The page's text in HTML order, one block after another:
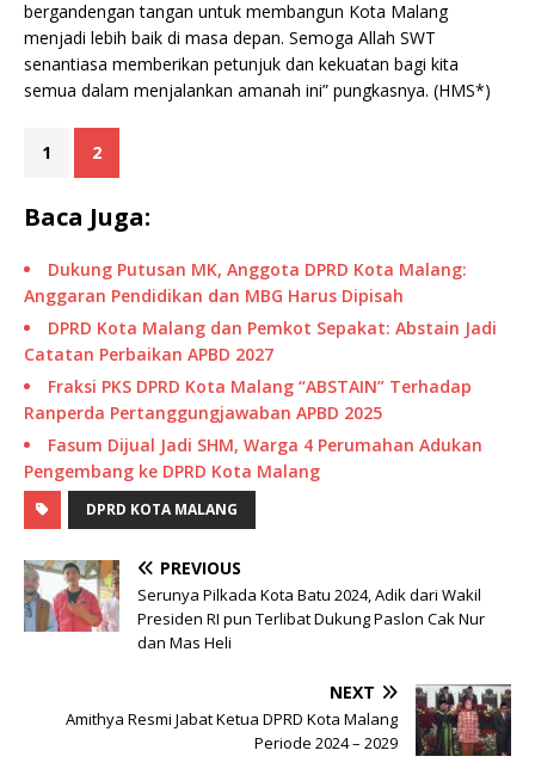
bergandengan tangan untuk membangun Kota Malang
menjadi lebih baik di masa depan. Semoga Allah SWT
senantiasa memberikan petunjuk dan kekuatan bagi kita
semua dalam menjalankan amanah ini” pungkasnya. (HMS*)
1 2
Baca Juga:
Dukung Putusan MK, Anggota DPRD Kota Malang:
Anggaran Pendidikan dan MBG Harus Dipisah
DPRD Kota Malang dan Pemkot Sepakat: Abstain Jadi
Catatan Perbaikan APBD 2027
Fraksi PKS DPRD Kota Malang “ABSTAIN” Terhadap
Ranperda Pertanggungjawaban APBD 2025
Fasum Dijual Jadi SHM, Warga 4 Perumahan Adukan
Pengembang ke DPRD Kota Malang
DPRD KOTA MALANG
PREVIOUS
Serunya Pilkada Kota Batu 2024, Adik dari Wakil
Presiden RI pun Terlibat Dukung Paslon Cak Nur
dan Mas Heli
NEXT
Amithya Resmi Jabat Ketua DPRD Kota Malang
Periode 2024 – 2029